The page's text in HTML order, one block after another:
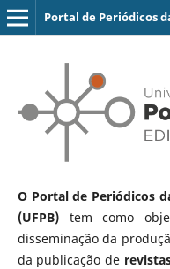
Portal de Periódicos
O Portal de Periódicos
(UFPB)tem como
disseminação da
da publicação de